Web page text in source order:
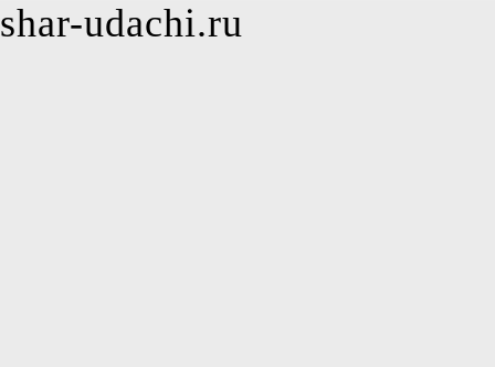
shar-udachi.ru